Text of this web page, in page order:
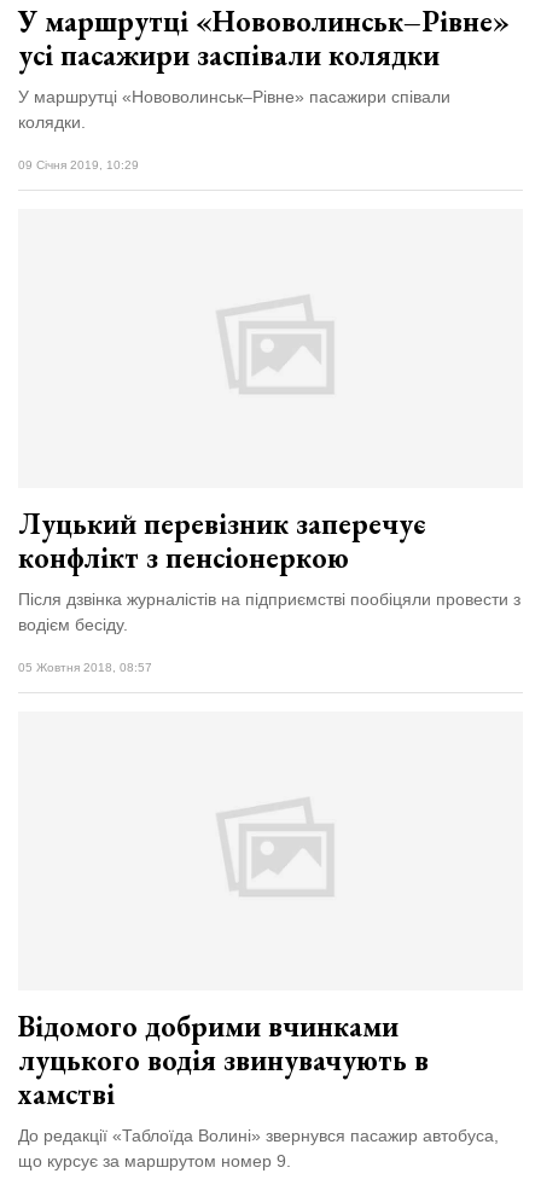
У маршрутці «Нововолинськ–Рівне»
усі пасажири заспівали колядки
У маршрутці «Нововолинськ–Рівне» пасажири співали
колядки.
09 Січня 2019, 10:29
Луцький перевізник заперечує
конфлікт з пенсіонеркою
Після дзвінка журналістів на підприємстві пообіцяли провести з
водієм бесіду.
05 Жовтня 2018, 08:57
Відомого добрими вчинками
луцького водія звинувачують в
хамстві
До редакції «Таблоїда Волині» звернувся пасажир автобуса,
що курсує за маршрутом номер 9.